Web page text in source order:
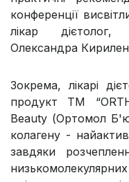
конференції
лікар дієтолог,
Олександра
Зокрема, лікарі
продукт ТМ
Beauty (Ортомол
колагену -
завдяки